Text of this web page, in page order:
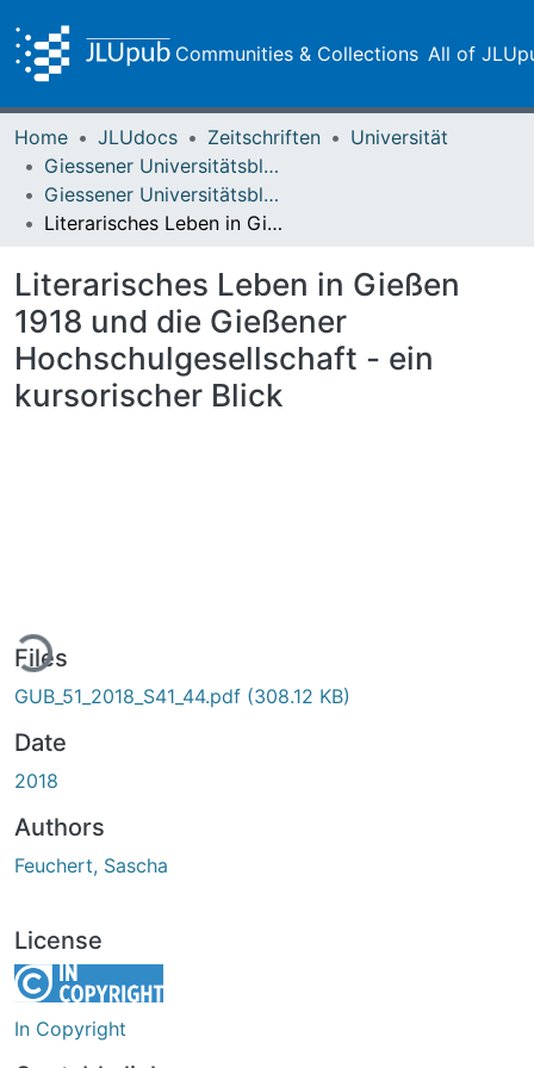
Communities & Collections All of
Home JLUdocs Zeitschriften
Universität
Giessener Universitätsblätter
Giessener Universitätsblätter 51 (2018)
Literarisches Leben in Gießen 1918 und die Gießener Hochschulgesellschaft - ein kursorischer Blick
Literarisches Leben in Gießen
1918 und die Gießener
Hochschulgesellschaft - ein
kursorischer Blick
Files
GUB_51_2018_S41_44.pdf (308.12 KB)
Date
2018
Authors
Feuchert, Sascha
License
In Copyright